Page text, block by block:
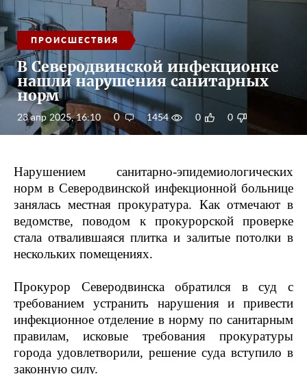
ПРОИСШЕСТВИЯ
В Северодвинской инфекционке
нашли нарушения санитарных
норм
23 апр 2025, 16:10 0 1454 0 0
Нарушением санитарно-эпидемиологических
норм в Северодвинской инфекционной больнице
занялась местная прокуратура. Как отмечают в
ведомстве, поводом к прокурорской проверке
стала отвалившаяся плитка и залитые потолки в
нескольких помещениях.
Прокурор Северодвинска обратился в суд с
требованием устранить нарушения и привести
инфекционное отделение в норму по санитарным
правилам, исковые требования прокуратуры
города удовлетворили, решение суда вступило в
законную силу.